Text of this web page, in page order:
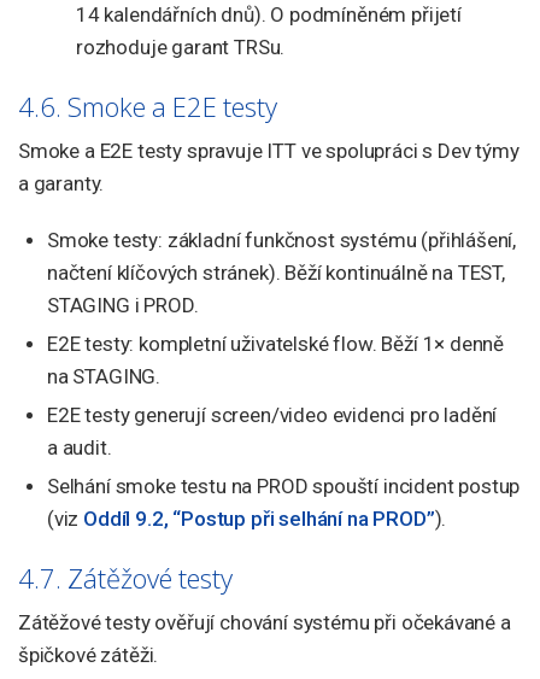
14 kalendářních dnů). O podmíněném přijetí
rozhoduje garant TRSu.
4.6. Smoke a E2E testy
Smoke a E2E testy spravuje ITT ve spolupráci s Dev týmy
a garanty.
Smoke testy: základní funkčnost systému (přihlášení,
načtení klíčových stránek). Běží kontinuálně na TEST,
STAGING i PROD.
E2E testy: kompletní uživatelské flow. Běží 1× denně
na STAGING.
E2E testy generují screen/video evidenci pro ladění
a audit.
Selhání smoke testu na PROD spouští incident postup
(viz Oddíl 9.2, “Postup při selhání na PROD”).
4.7. Zátěžové testy
Zátěžové testy ověřují chování systému při očekávané a
špičkové zátěži.